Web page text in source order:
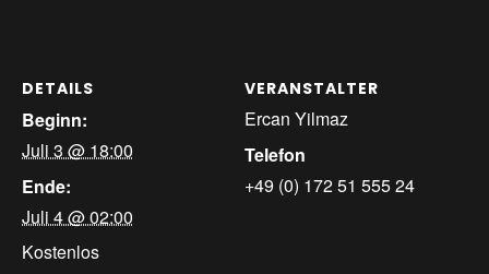
DETAILS
Beginn:
Juli 3 @ 18:00
Ende:
Juli 4 @ 02:00
Kostenlos
VERANSTALTER
Ercan Yilmaz
Telefon
+49 (0) 172 51 555 24